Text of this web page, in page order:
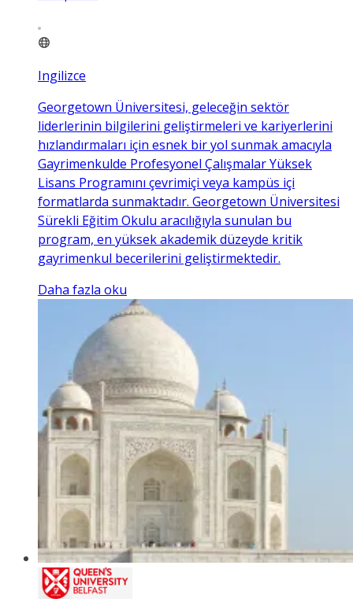
Ingilizce
Georgetown Üniversitesi, geleceğin sektör
liderlerinin bilgilerini geliştirmeleri ve kariyerlerini
hızlandırmaları için esnek bir yol sunmak amacıyla
Gayrimenkulde Profesyonel Çalışmalar Yüksek
Lisans Programını çevrimiçi veya kampüs içi
formatlarda sunmaktadır. Georgetown Üniversitesi
Sürekli Eğitim Okulu aracılığıyla sunulan bu
program, en yüksek akademik düzeyde kritik
gayrimenkul becerilerini geliştirmektedir.
Daha fazla oku